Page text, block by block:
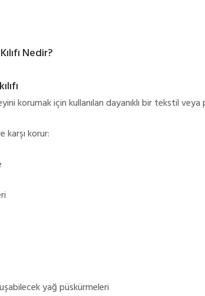
Nedir?
korumak için kullanılan dayanıklı bir tekstil
karşı korur:
yağ püskürmeleri